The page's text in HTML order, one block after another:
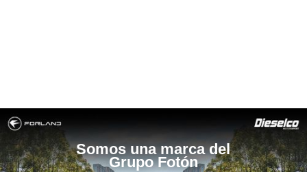
Somos una marca del
Grupo Fotón